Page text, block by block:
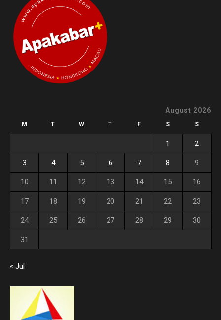
August 2026
M T W T F S S
1 2
3 4 5 6 7 8 9
10 11 12 13 14 15 16
17 18 19 20 21 22 23
24 25 26 27 28 29 30
31
« Jul